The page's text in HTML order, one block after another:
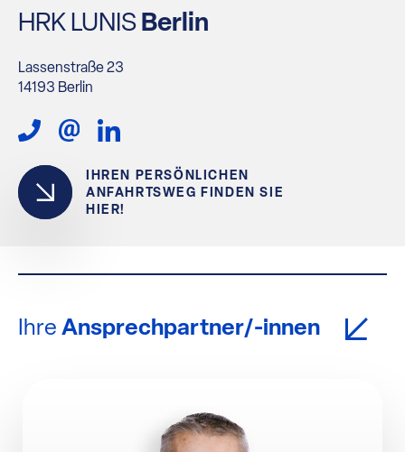
HRK LUNISBerlin
Lassenstraße 23
14193 Berlin
IHREN PERSÖNLICHEN
ANFAHRTSWEG FINDEN SIE
HIER!
Ihre Ansprechpartner/-innen